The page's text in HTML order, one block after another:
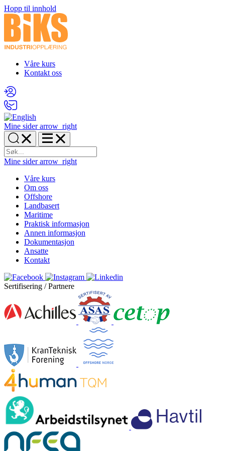
Hopp til innhold
Våre kurs
Kontakt oss
Mine sider arrow_right
Mine sider arrow_right
Våre kurs
Om oss
Offshore
Landbasert
Maritime
Praktisk informasjon
Annen informasjon
Dokumentasjon
Ansatte
Kontakt
Sertifisering / Partnere